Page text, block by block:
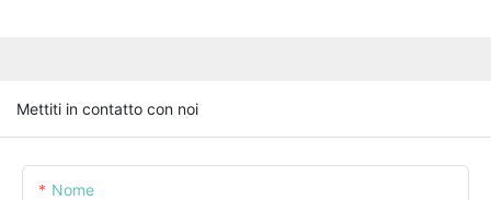
Mettiti in contatto con noi
Nome